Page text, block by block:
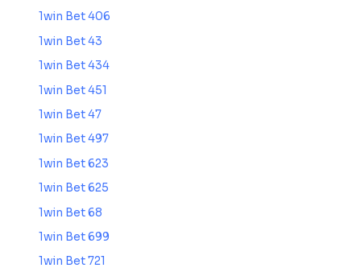
1win Bet 406
1win Bet 43
1win Bet 434
1win Bet 451
1win Bet 47
1win Bet 497
1win Bet 623
1win Bet 625
1win Bet 68
1win Bet 699
1win Bet 721